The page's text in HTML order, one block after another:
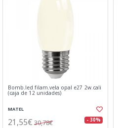
Bomb.led filam.vela opal e27 2w.cali
(caja de 12 unidades)
MATEL
21,55€ 30,78€ - 30%